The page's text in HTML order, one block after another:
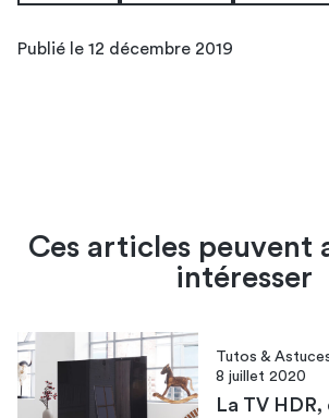
Publié le 12 décembre 2019
Ces articles peuvent
intéresser
Tutos &
8 juillet 2020
La TV